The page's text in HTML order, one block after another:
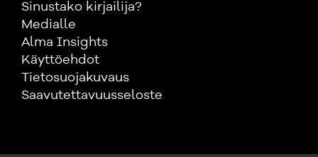
Sinustako kirjailija?
Medialle
Alma Insights
Käyttöehdot
Tietosuojakuvaus
Saavutettavuusseloste